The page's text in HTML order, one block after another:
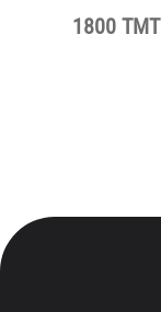
1800 TMT